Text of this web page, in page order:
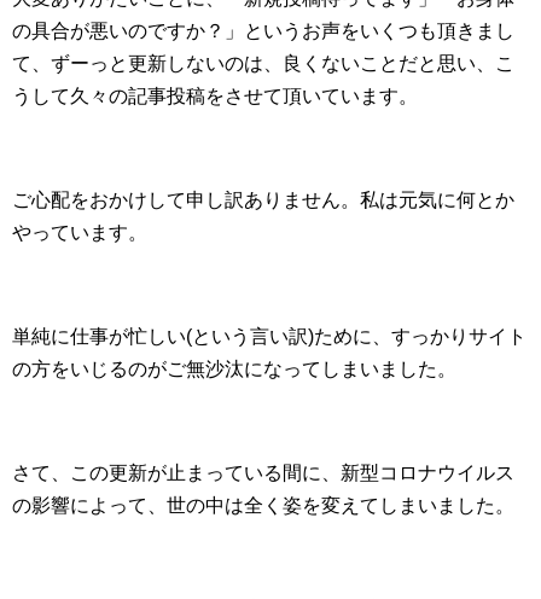
の具合が悪いのですか？」というお声をいくつも頂きまし
て、ずーっと更新しないのは、良くないことだと思い、こ
うして久々の記事投稿をさせて頂いています。
ご心配をおかけして申し訳ありません。私は元気に何とか
やっています。
単純に仕事が忙しい(という言い訳)ために、すっかりサイト
の方をいじるのがご無沙汰になってしまいました。
さて、この更新が止まっている間に、新型コロナウイルス
の影響によって、世の中は全く姿を変えてしまいました。